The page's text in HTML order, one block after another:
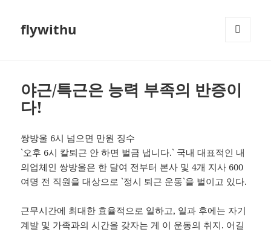
flywithu
야근/특근은 능력 부족의 반증이
다!
쌍방울 6시 넘으면 만원 징수
`오후 6시 칼퇴근 안 하면 벌금 냅니다.` 국내 대표적인 내
의업체인 쌍방울은 한 달여 전부터 본사 및 4개 지사 600
여명 전 직원을 대상으로 `정시 퇴근 운동`을 벌이고 있다.
근무시간에 최대한 효율적으로 일하고, 일과 후에는 자기
계발 및 가족과의 시간을 갖자는 게 이 운동의 취지. 어길